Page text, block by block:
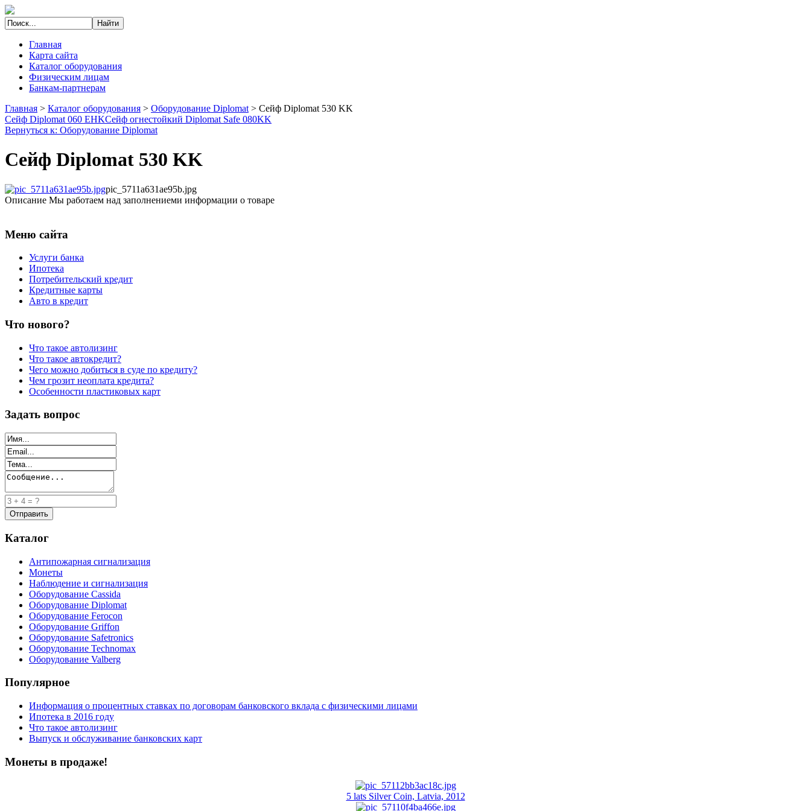
Главная
Карта сайта
Каталог оборудования
Физическим лицам
Банкам-партнерам
Главная > Каталог оборудования > Оборудование Diplomat > Сейф Diplomat 530 KK
Сейф Diplomat 060 EHKСейф огнестойкий Diplomat Safe 080KK
Вернуться к: Оборудование Diplomat
Сейф Diplomat 530 KK
pic_5711a631ae95b.jpg
Описание Мы работаем над заполнениеми информации о товаре
Меню сайта
Услуги банка
Ипотека
Потребительский кредит
Кредитные карты
Авто в кредит
Что нового?
Что такое автолизинг
Что такое автокредит?
Чего можно добиться в суде по кредиту?
Чем грозит неоплата кредита?
Особенности пластиковых карт
Задать вопрос
Каталог
Антипожарная сигнализация
Монеты
Наблюдение и сигнализация
Оборудование Cassida
Оборудование Diplomat
Оборудование Ferocon
Оборудование Griffon
Оборудование Safetronics
Оборудование Technomax
Оборудование Valberg
Популярное
Информация о процентных ставках по договорам банковского вклада с физическими лицами
Ипотека в 2016 году
Что такое автолизинг
Выпуск и обслуживание банковских карт
Монеты в продаже!
5 lats Silver Coin, Latvia, 2012